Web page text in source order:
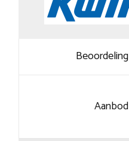
Beoordeling
Aanbod